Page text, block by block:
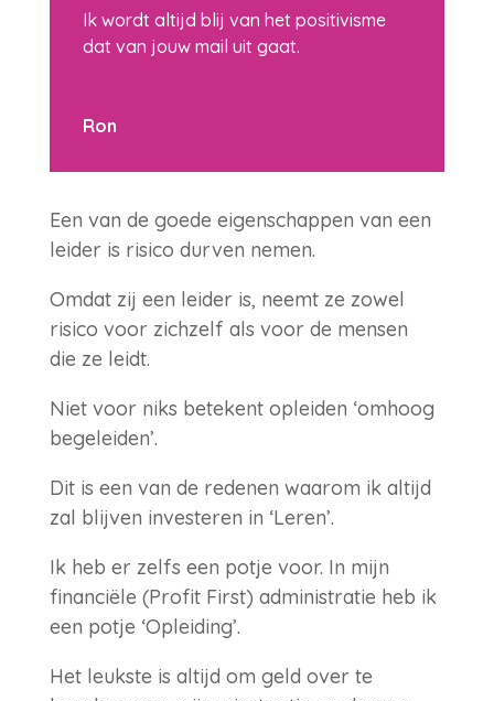
Ik wordt altijd blij van het positivisme
dat van jouw mail uit gaat.
Ron
Een van de goede eigenschappen van een
leider is risico durven nemen.
Omdat zij een leider is, neemt ze zowel
risico voor zichzelf als voor de mensen
die ze leidt.
Niet voor niks betekent opleiden ‘omhoog
begeleiden’.
Dit is een van de redenen waarom ik altijd
zal blijven investeren in ‘Leren’.
Ik heb er zelfs een potje voor. In mijn
financiële (Profit First) administratie heb ik
een potje ‘Opleiding’.
Het leukste is altijd om geld over te